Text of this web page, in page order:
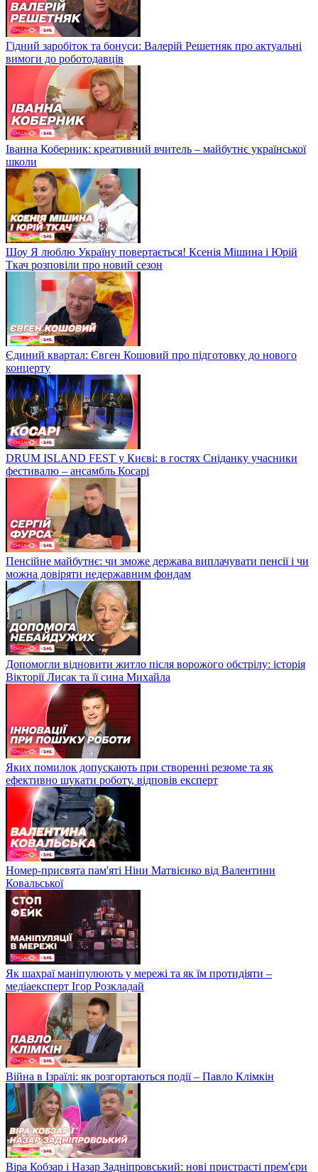
Гідний заробіток та бонуси: Валерій Решетняк про актуальні
вимоги до роботодавців
Іванна Коберник: креативний вчитель – майбутнє української
школи
Шоу Я люблю Україну повертається! Ксенія Мішина і Юрій
Ткач розповіли про новий сезон
Єдиний квартал: Євген Кошовий про підготовку до нового
концерту
DRUM ISLAND FEST у Києві: в гостях Сніданку учасники
фестивалю – ансамбль Косарі
Пенсійне майбутнє: чи зможе держава виплачувати пенсії і чи
можна довіряти недержавним фондам
Допомогли відновити житло після ворожого обстрілу: історія
Вікторії Лисак та її сина Михайла
Яких помилок допускають при створенні резюме та як
ефективно шукати роботу, відповів експерт
Номер-присвята пам'яті Ніни Матвієнко від Валентини
Ковальської
Як шахраї маніпулюють у мережі та як їм протидіяти –
медіаексперт Ігор Розкладай
Війна в Ізраїлі: як розгортаються події – Павло Клімкін
Віра Кобзар і Назар Задніпровський: нові пристрасті прем'єри